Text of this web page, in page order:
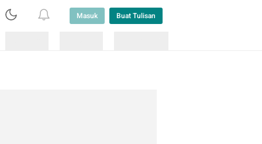
Masuk Buat Tulisan